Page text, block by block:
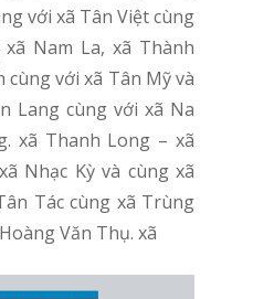
với xã Tân Việt cùng
Nam La, xã Thành
cùng với xã Tân Mỹ và
Lang cùng với xã Na
xã Thanh Long – xã
Nhạc Kỳ và cùng xã
Tác cùng xã Trùng
Văn Thụ. xã